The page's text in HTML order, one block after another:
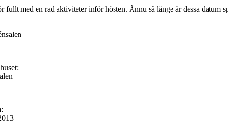
fullt med en rad aktiviteter inför hösten. Ännu så länge är dessa datum
: